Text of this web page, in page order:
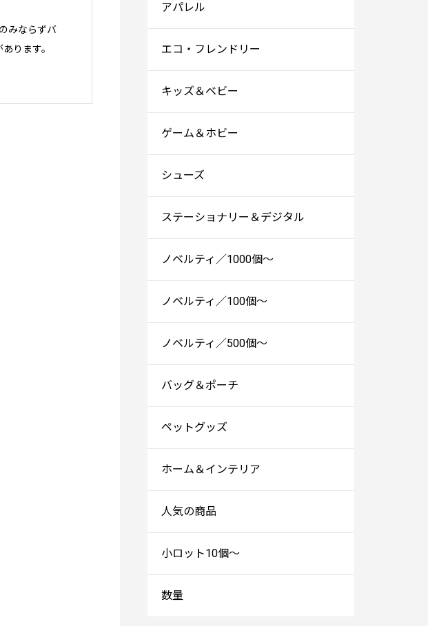
みならずバ
ります。
アパレル
エコ・フレンドリー
キッズ＆ベビー
ゲーム＆ホビー
シューズ
ステーショナリー＆デジタル
ノベルティ／1000個～
ノベルティ／100個～
ノベルティ／500個～
バッグ＆ポーチ
ペットグッズ
ホーム＆インテリア
人気の商品
小ロット10個～
数量